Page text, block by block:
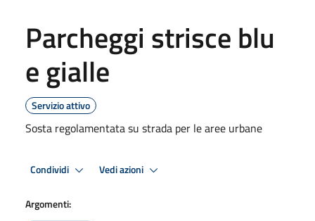
Parcheggi strisce blu
e gialle
Servizio attivo
Sosta regolamentata su strada per le aree urbane
Condividi Vedi azioni
Argomenti: